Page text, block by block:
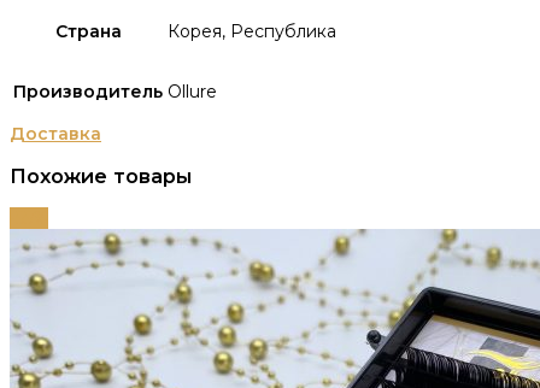
Страна
Корея, Республика
Производитель Ollure
Доставка
Похожие товары